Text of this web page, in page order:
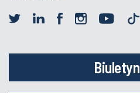
Biuletyn